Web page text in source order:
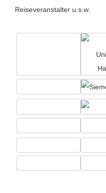
Reiseveranstalter u.s.w.